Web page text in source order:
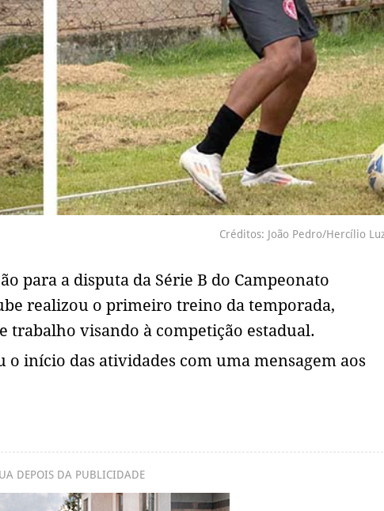
Créditos: João Pedro/Hercílio
para a disputa da Série B do Campeonato
realizou o primeiro treino da temporada,
trabalho visando à competição estadual.
o início das atividades com uma mensagem aos
DEPOIS DA PUBLICIDADE